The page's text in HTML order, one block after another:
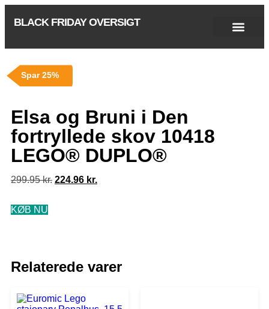
BLACK FRIDAY OVERSIGT
Spar 25%
Elsa og Bruni i Den
fortryllede skov 10418
LEGO® DUPLO®
299.95kr. 224.96 kr.
KØB NU
Relaterede varer